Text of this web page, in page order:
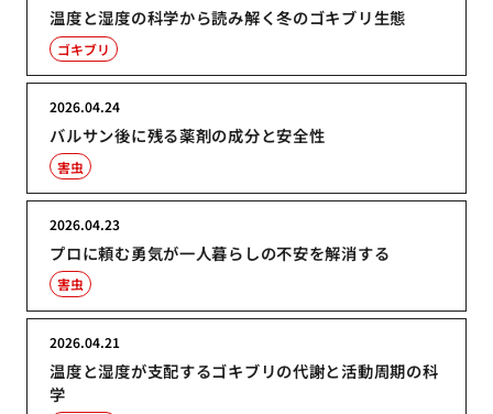
温度と湿度の科学から読み解く冬のゴキブリ生態
ゴキブリ
バルサン後に残る薬剤の成分と安全性
2026.04.24
害虫
プロに頼む勇気が一人暮らしの不安を解消する
2026.04.23
害虫
温度と湿度が支配するゴキブリの代謝と活動周期の科
学
2026.04.21